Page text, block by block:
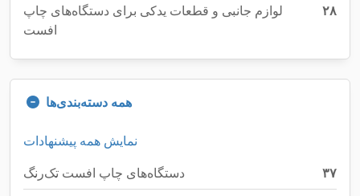
لوازم جانبی و قطعات یدکی برای دستگاه‌های چاپ
افست
۲۸
همه دسته‌بندی‌ها
نمایش همه پیشنهادات
دستگاه‌های چاپ افست تک‌رنگ
۳۷